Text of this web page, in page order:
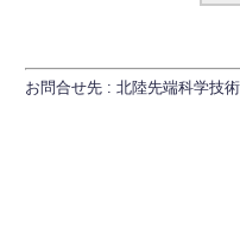
お問合せ先 : 北陸先端科学技